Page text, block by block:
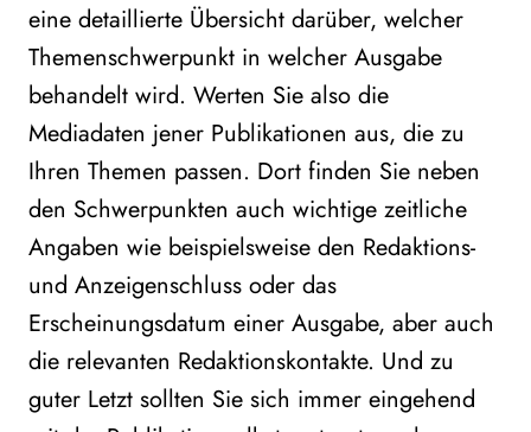
eine detaillierte Übersicht darüber, welcher
Themenschwerpunkt in welcher Ausgabe
behandelt wird. Werten Sie also die
Mediadaten jener Publikationen aus, die zu
Ihren Themen passen. Dort finden Sie neben
den Schwerpunkten auch wichtige zeitliche
Angaben wie beispielsweise den Redaktions-
und Anzeigenschluss oder das
Erscheinungsdatum einer Ausgabe, aber auch
die relevanten Redaktionskontakte. Und zu
guter Letzt sollten Sie sich immer eingehend